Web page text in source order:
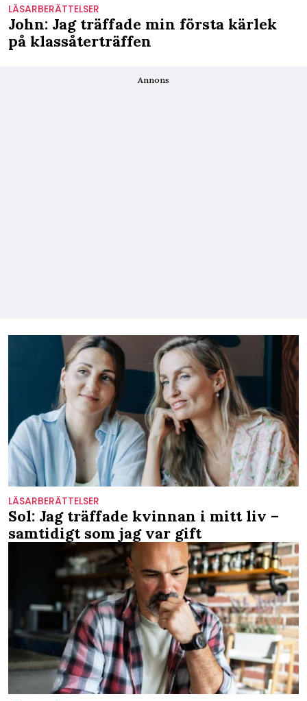
LÄSARBERÄTTELSER
John: Jag träffade min första kärlek
på klassåterträffen
Annons
LÄSARBERÄTTELSER
Sol: Jag träffade kvinnan i mitt liv –
samtidigt som jag var gift